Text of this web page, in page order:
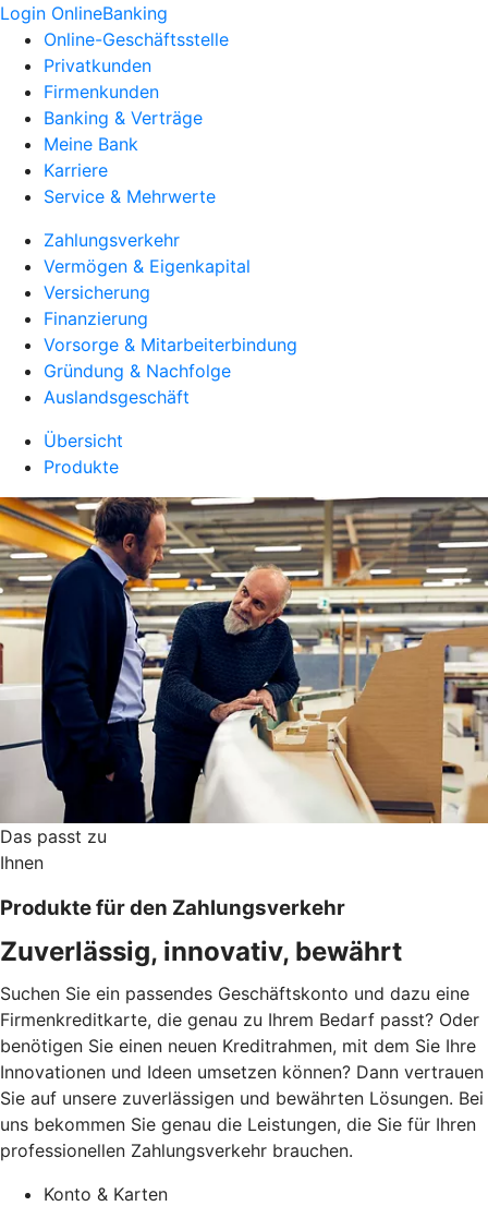
Login OnlineBanking
Online-Geschäftsstelle
Privatkunden
Firmenkunden
Banking & Verträge
Meine Bank
Karriere
Service & Mehrwerte
Zahlungsverkehr
Vermögen & Eigenkapital
Versicherung
Finanzierung
Vorsorge & Mitarbeiterbindung
Gründung & Nachfolge
Auslandsgeschäft
Übersicht
Produkte
Das passt zu
Ihnen
Produkte für den Zahlungsverkehr
Zuverlässig, innovativ, bewährt
Suchen Sie ein passendes Geschäftskonto und dazu eine
Firmenkreditkarte, die genau zu Ihrem Bedarf passt? Oder
benötigen Sie einen neuen Kreditrahmen, mit dem Sie Ihre
Innovationen und Ideen umsetzen können? Dann vertrauen
Sie auf unsere zuverlässigen und bewährten Lösungen. Bei
uns bekommen Sie genau die Leistungen, die Sie für Ihren
professionellen Zahlungsverkehr brauchen.
Konto & Karten